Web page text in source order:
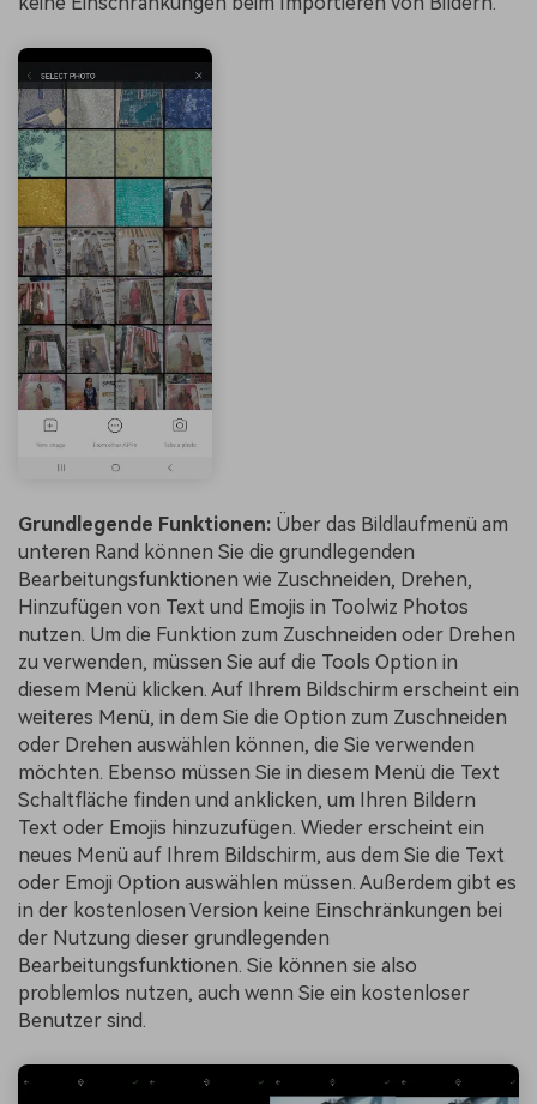
Grundlegende Funktionen: Über das Bildlaufmenü am
unteren Rand können Sie die grundlegenden
Bearbeitungsfunktionen wie Zuschneiden, Drehen,
Hinzufügen von Text und Emojis in Toolwiz Photos
nutzen. Um die Funktion zum Zuschneiden oder Drehen
zu verwenden, müssen Sie auf die Tools Option in
diesem Menü klicken. Auf Ihrem Bildschirm erscheint ein
weiteres Menü, in dem Sie die Option zum Zuschneiden
oder Drehen auswählen können, die Sie verwenden
möchten. Ebenso müssen Sie in diesem Menü die Text
Schaltfläche finden und anklicken, um Ihren Bildern
Text oder Emojis hinzuzufügen. Wieder erscheint ein
neues Menü auf Ihrem Bildschirm, aus dem Sie die Text
oder Emoji Option auswählen müssen. Außerdem gibt es
in der kostenlosen Version keine Einschränkungen bei
der Nutzung dieser grundlegenden
Bearbeitungsfunktionen. Sie können sie also
problemlos nutzen, auch wenn Sie ein kostenloser
Benutzer sind.